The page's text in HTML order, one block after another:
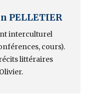
PELLETIER
interculturel
cours).
littéraires